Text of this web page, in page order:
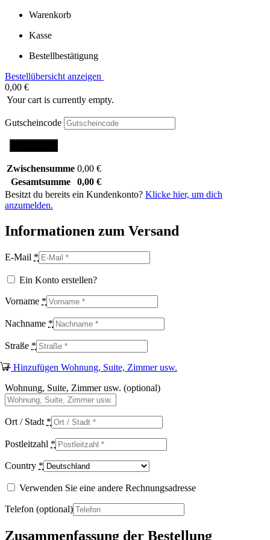
Warenkorb
Kasse
Bestellbestätigung
Bestellübersicht anzeigen
0,00 €
Your cart is currently empty.
Gutscheincode
Zwischensumme 0,00 €
Gesamtsumme
0,00 €
Besitzt du bereits ein Kundenkonto? Klicke hier, um dich
anzumelden.
Informationen zum Versand
E-Mail *
Ein Konto erstellen?
Vorname *
Nachname *
Straße *
Hinzufügen Wohnung, Suite, Zimmer usw.
Wohnung, Suite, Zimmer usw. (optional)
Ort / Stadt *
Postleitzahl *
Country *
Verwenden Sie eine andere Rechnungsadresse
Telefon (optional)
Zusammenfassung der Bestellung